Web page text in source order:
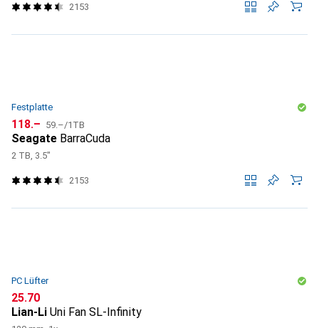
2153
Festplatte
CHF
118.– CHF
59.–/1TB
Seagate BarraCuda
2 TB, 3.5"
2153
PC Lüfter
CHF
25.70
Lian-Li Uni Fan SL-Infinity